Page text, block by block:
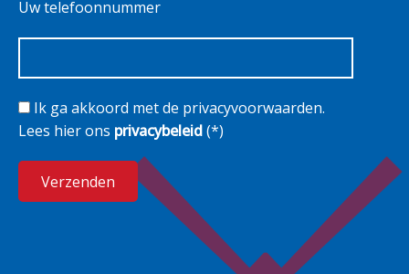
Uw telefoonnummer
Ik ga akkoord met de privacyvoorwaarden.
Lees hier ons privacybeleid(*)